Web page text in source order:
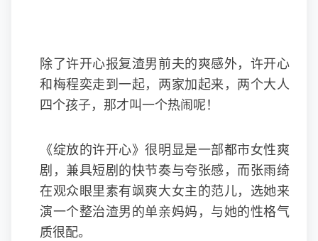
除了许开心报复渣男前夫的爽感外，许开心
和梅程奕走到一起，两家加起来，两个大人
四个孩子，那才叫一个热闹呢！
《绽放的许开心》很明显是一部都市女性爽
剧，兼具短剧的快节奏与夸张感，而张雨绮
在观众眼里素有飒爽大女主的范儿，选她来
演一个整治渣男的单亲妈妈，与她的性格气
质很配。